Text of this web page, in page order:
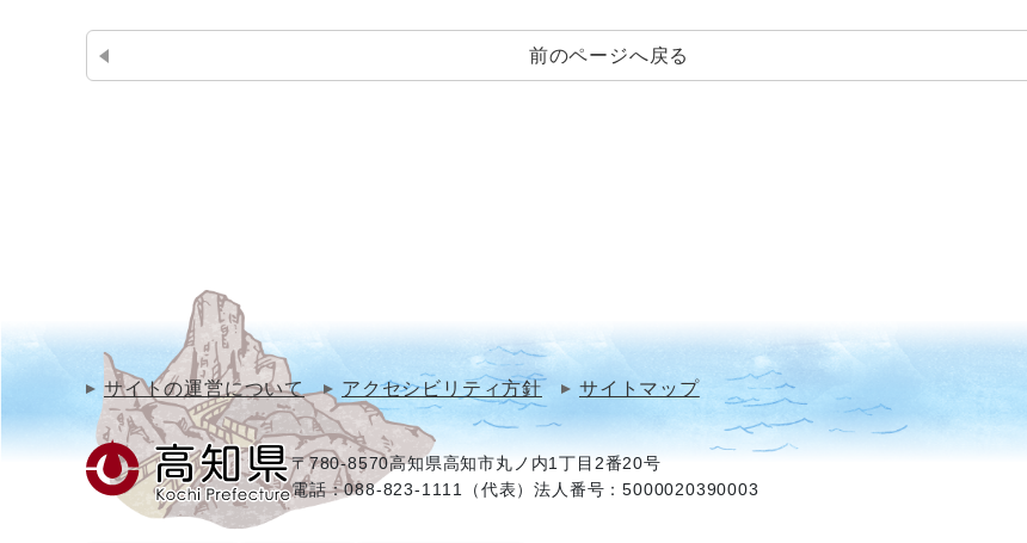
前のページへ戻る
サイトの運営について アクセシビリティ方針 サイトマップ
〒780-8570高知県高知市丸ノ内1丁目2番20号
電話：088-823-1111（代表）法人番号：5000020390003